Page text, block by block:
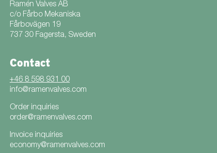
Ramén Valves AB
c/o Fårbo Mekaniska
Fårbovägen 19
737 30 Fagersta, Sweden
Contact
+46 8 598 931 00
info@ramenvalves.com
Order inquiries
order@ramenvalves.com
Invoice inquiries
economy@ramenvalves.com